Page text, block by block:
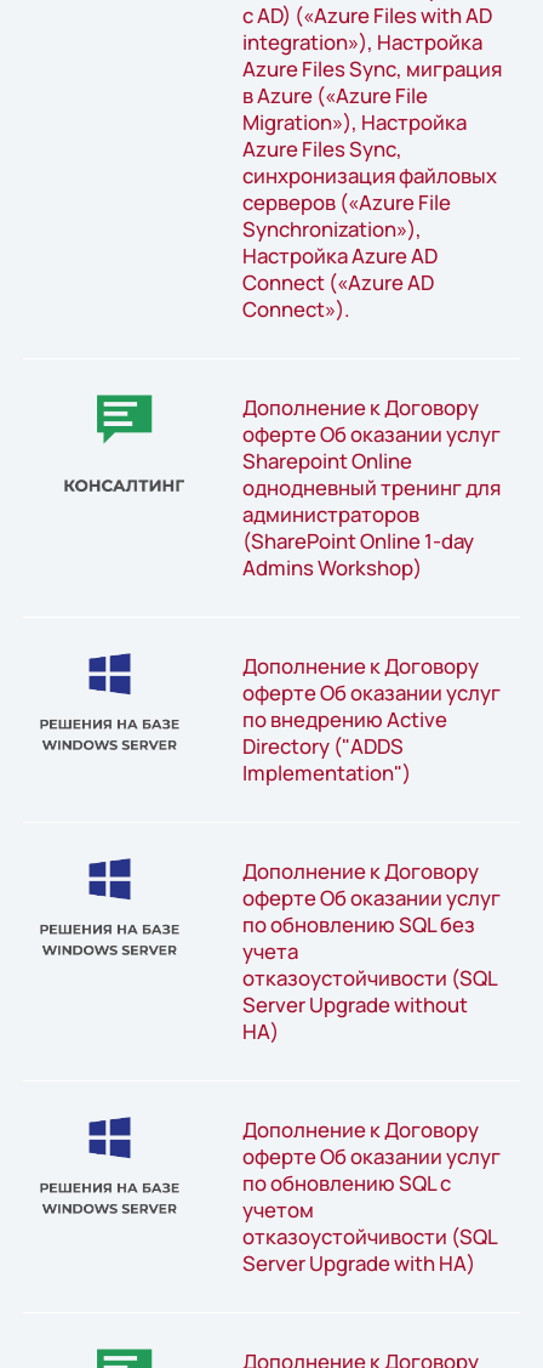
с AD) («Azure Files with AD
integration»), Настройка
Azure Files Synс, миграция
в Azure («Azure File
Migration»), Настройка
Azure Files Synс,
синхронизация файловых
серверов («Azure File
Synchronization»),
Настройка Azure AD
Connect («Azure AD
Connect»).
Дополнение к Договору
оферте Об оказании услуг
Sharepoint Online
однодневный тренинг для
администраторов
(SharePoint Online 1-day
Admins Workshop)
Дополнение к Договору
оферте Об оказании услуг
по внедрению Active
Directory ("ADDS
Implementation")
Дополнение к Договору
оферте Об оказании услуг
по обновлению SQL без
учета
отказоустойчивости (SQL
Server Upgrade without
HA)
Дополнение к Договору
оферте Об оказании услуг
по обновлению SQL с
учетом
отказоустойчивости (SQL
Server Upgrade with HA)
Дополнение к Договору